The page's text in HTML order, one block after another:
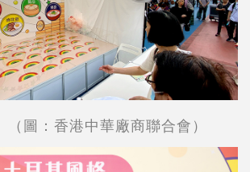
（圖：香港中華廠商聯合會）